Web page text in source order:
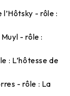
l’Hôtsky - rôle :
- rôle :
: L’hôtesse de
- rôle : La